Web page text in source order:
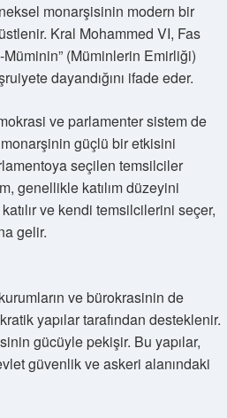
monarşisinin modern bir
Kral Mohammed VI, Fas
Müminin” (Müminlerin Emirliği)
dayandığını ifade eder.
ve parlamenter sistem de
monarşinin güçlü bir etkisini
seçilen temsilciler
genellikle katılım düzeyini
ve kendi temsilcilerini seçer,
gelir.
ve bürokrasinin de
yapılar tarafından desteklenir.
gücüyle pekişir. Bu yapılar,
güvenlik ve askeri alanındaki